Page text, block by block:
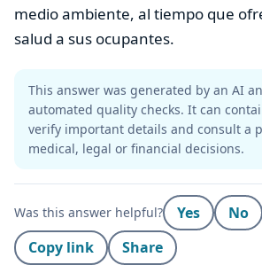
medio ambiente, al tiempo que
salud a sus ocupantes.
This answer was generated by an AI
automated quality checks. It can
verify important details and consult a
medical, legal or financial decisions.
Was this answer helpful? Yes
No
Copy link
Share